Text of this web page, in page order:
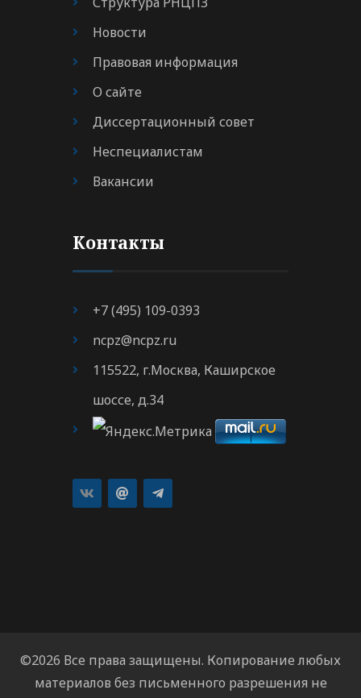
Новости
Правовая информация
О сайте
Диссертационный совет
Неспециалистам
Вакансии
Контакты
+7 (495) 109-0393
ncpz@ncpz.ru
115522, г.Москва, Каширское
шоссе, д.34
©2026 Все права защищены. Копирование любых
материалов без письменного разрешения не